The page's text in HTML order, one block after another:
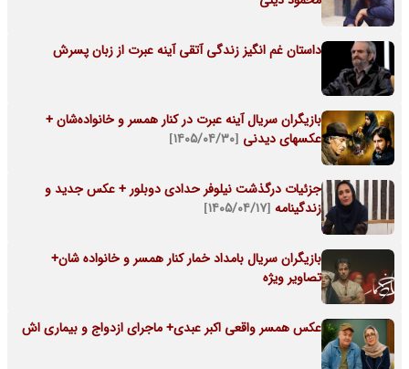
داستان غم انگیز زندگی آتقی آینه عبرت از زبان پسرش
بازیگران سریال آینه عبرت در کنار همسر و خانواده‌شان +
عکسهای دیدنی [۱۴۰۵/۰۴/۳۰]
جزئیات درگذشت نیلوفر حدادی دوبلور + عکس جدید و
زندگینامه [۱۴۰۵/۰۴/۱۷]
بازیگران سریال بامداد خمار کنار همسر و خانواده شان+
تصاویر ویژه
عکس همسر واقعی اکبر عبدی+ ماجرای ازدواج و بیماری اش